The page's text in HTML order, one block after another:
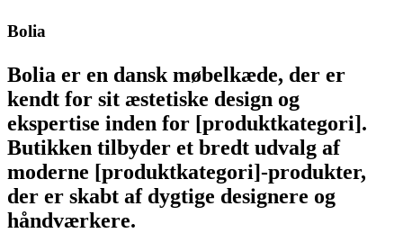
Bolia
Bolia er en dansk møbelkæde, der er
kendt for sit æstetiske design og
ekspertise inden for [produktkategori].
Butikken tilbyder et bredt udvalg af
moderne [produktkategori]-produkter,
der er skabt af dygtige designere og
håndværkere.